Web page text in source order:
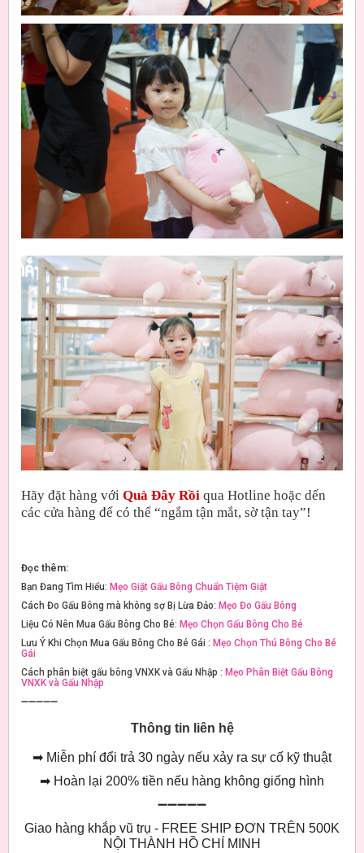
Hãy đặt hàng với Quà Đây Rồi qua Hotline hoặc dến
các cửa hàng để có thể “ngắm tận mắt, sờ tận tay”!
Đọc thêm:
Bạn Đang Tìm Hiểu: Mẹo Giặt Gấu Bông Chuẩn Tiệm Giặt
Cách Đo Gấu Bông mà không sợ Bị Lừa Đảo: Mẹo Đo Gấu Bông
Liệu Có Nên Mua Gấu Bông Cho Bé: Mẹo Chọn Gấu Bông Cho Bé
Lưu Ý Khi Chọn Mua Gấu Bông Cho Bé Gái : Mẹo Chọn Thú Bông Cho Bé
Gái
Cách phân biệt gấu bông VNXK và Gấu Nhập : Mẹo Phân Biệt Gấu Bông
VNXK và Gấu Nhập
➖➖➖➖➖
Thông tin liên hệ
➡ Miễn phí đổi trả 30 ngày nếu xảy ra sự cố kỹ thuật
➡ Hoàn lại 200% tiền nếu hàng không giống hình
➖➖➖➖➖
Giao hàng khắp vũ trụ - FREE SHIP ĐƠN TRÊN 500K
NỘI THÀNH HỒ CHÍ MINH